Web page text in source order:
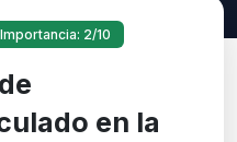
Importancia: 2/10
en la